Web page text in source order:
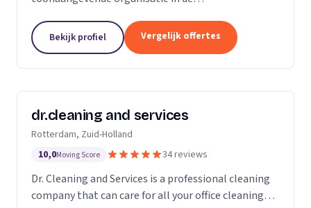
technieken en moderne machines, onderscheiden
we ons door het leveren van...
Bekijk profiel Vergelijk offertes
dr.cleaning and services
Rotterdam, Zuid-Holland
10,0Moving Score 34 reviews
Dr. Cleaning and Services is a professional cleaning
company that can care for all your office cleaning